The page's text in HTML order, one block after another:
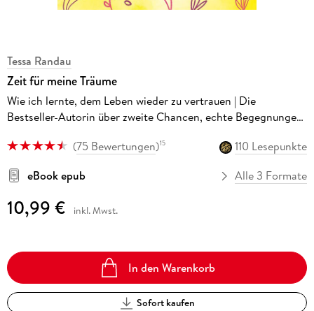
Tessa Randau
Zeit für meine Träume
Wie ich lernte, dem Leben wieder zu vertrauen | Die
Bestseller-Autorin über zweite Chancen, echte Begegnungen
(75 Bewertungen)15
110 Lesepunkte
eBook epub
Alle 3 Formate
10,99 € inkl. Mwst.
In den Warenkorb
Sofort kaufen